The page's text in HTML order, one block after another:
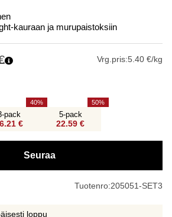
kauraan ja murupaistoksiin
Vrg.pris:5.40 €/kg
pack
€
40
5-pack
22.59 €
50
Seuraa
Tuotenro:205051-SET3
loppu